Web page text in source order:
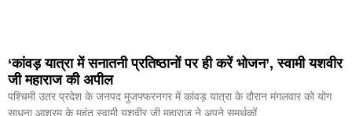
‘कांवड़ यात्रा में सनातनी प्रतिष्ठानों पर ही करें भोजन’, स्वामी यशवीर
जी महाराज की अपील
पश्चिमी उतर प्रदेश के जनपद मुजफ्फरनगर में कांवड़ यात्रा के दौरान मंगलवार को योग
साधना आश्रम के महंत स्वामी यशवीर जी महाराज ने अपने समर्थकों